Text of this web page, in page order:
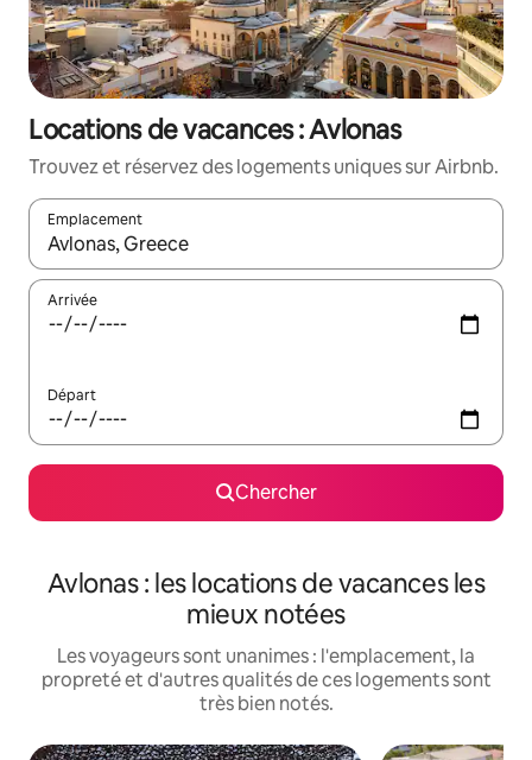
Locations de vacances : Avlonas
Trouvez et réservez des logements uniques sur Airbnb.
Emplacement
Quand les résultats sont affichés, parcourez-les en utilisant
Arrivée
Départ
Chercher
Avlonas : les locations de vacances les
mieux notées
Les voyageurs sont unanimes : l'emplacement, la
propreté et d'autres qualités de ces logements sont
très bien notés.